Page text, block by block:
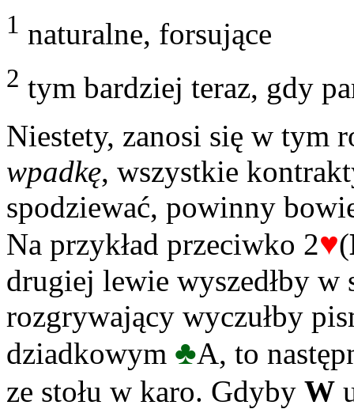
1 naturalne, forsujące
2 tym bardziej teraz, gdy
Niestety, zanosi się w tym
wpadkę, wszystkie
spodziewać, powinny
Na przykład przeciwko 2♥(
drugiej lewie wyszedłby
rozgrywający wyczułby
dziadkowym ♣A, to
ze stołu w karo. Gdyby W